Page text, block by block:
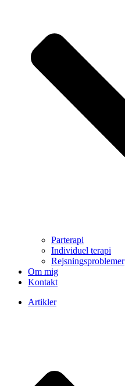
Parterapi
Individuel terapi
Rejsningsproblemer
Om mig
Kontakt
Artikler